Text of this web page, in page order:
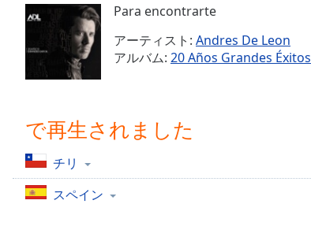
Stream
Seek to
Time-
1x
Playback
Para encontrarte
アーティスト: Andres De Leon
アルバム: 20 Años Grandes Éxitos
で再生されました
チリ
スペイン